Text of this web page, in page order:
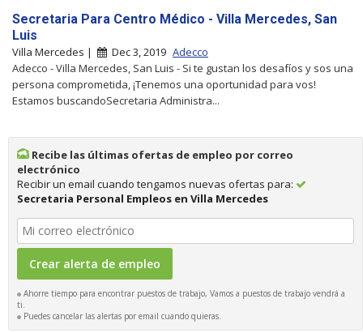
Secretaria Para Centro Médico - Villa Mercedes, San
Luis
Villa Mercedes | Dec 3, 2019 Adecco
Adecco - Villa Mercedes, San Luis - Si te gustan los desafíos y sos una
persona comprometida, ¡Tenemos una oportunidad para vos!
Estamos buscandoSecretaria Administra...
Recibe las últimas ofertas de empleo por correo
electrónico
Recibir un email cuando tengamos nuevas ofertas para:
Secretaria Personal Empleos en Villa Mercedes
Ahorre tiempo para encontrar puestos de trabajo, Vamos a puestos de trabajo vendrá a
ti.
Puedes cancelar las alertas por email cuando quieras.